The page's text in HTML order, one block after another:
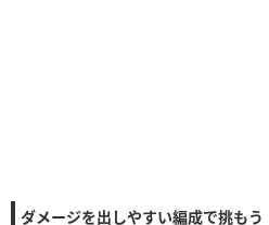
ダメージを出しやすい編成で挑もう